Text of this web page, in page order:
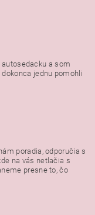
a som
jednu pomohli
poradia, odporučia s
na vás netlačia s
presne to, čo